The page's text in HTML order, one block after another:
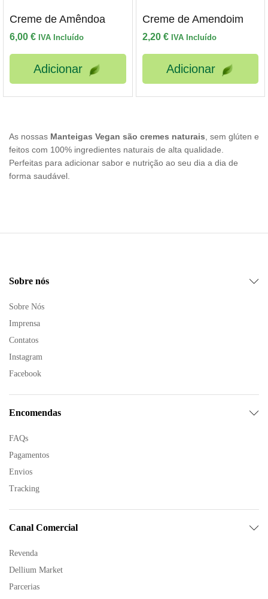
Creme de Amêndoa
6,00 € IVA Incluído
Adicionar
Creme de Amendoim
2,20 € IVA Incluído
Adicionar
As nossas Manteigas Vegan são cremes naturais, sem glúten e
feitos com 100% ingredientes naturais de alta qualidade.
Perfeitas para adicionar sabor e nutrição ao seu dia a dia de
forma saudável.
Sobre nós
Sobre Nós
Imprensa
Contatos
Instagram
Facebook
Encomendas
FAQs
Pagamentos
Envios
Tracking
Canal Comercial
Revenda
Dellium Market
Parcerias